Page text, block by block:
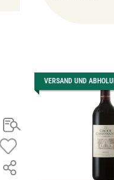
VERSAND UND